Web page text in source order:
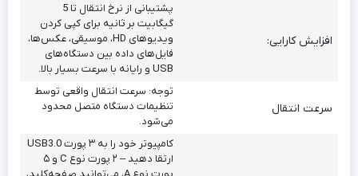
افزایش کارایی:
پشتیبانی از نرخ انتقال تا 5
گیگابیت بر ثانیه برای کپی کردن
ویدیوهای HD، موسیقی، عکس‌ها،
فایل‌های داده بین دستگاه‌های
USB و رایانه با سرعت بسیار بالا.
سرعت انتقال
توجه: سرعت انتقال واقعی توسط
تنظیمات دستگاه متصل محدود
می‌شود.
کامپیوتر خود را به ۳ پورت USB3.0
ارتقا دهید – ۲ پورت نوع C و ۵